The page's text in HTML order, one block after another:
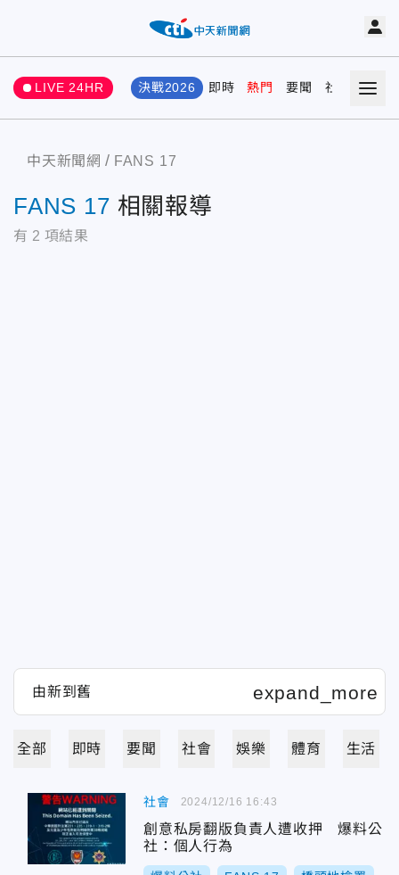
LIVE 24HR 決戰2026 即時 熱門 要聞 社會 娛樂
中天新聞網 FANS 17
FANS 17 相關報導
有 2 項結果
全部 即時 要聞 社會 娛樂 體育 生活
社會
創意私房翻版負責人遭收押 爆料公
社：個人行為
2024/12/16 16:43